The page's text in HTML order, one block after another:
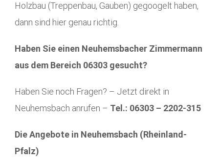
Holzbau (Treppenbau, Gauben) gegoogelt haben,
dann sind hier genau richtig.
Haben Sie einen Neuhemsbacher Zimmermann
aus dem Bereich 06303 gesucht?
Haben Sie noch Fragen? – Jetzt direkt in
Neuhemsbach anrufen – Tel.: 06303 – 2202-315
Die Angebote in Neuhemsbach (Rheinland-
Pfalz)